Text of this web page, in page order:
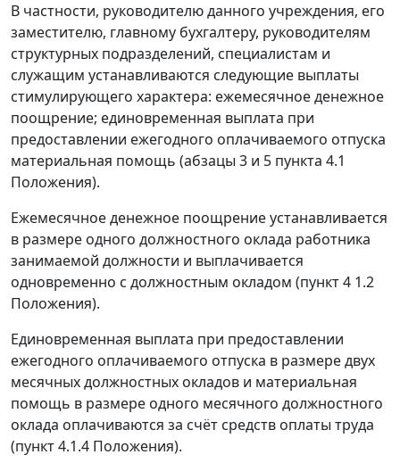
В частности, руководителю данного учреждения, его
заместителю, главному бухгалтеру, руководителям
структурных подразделений, специалистам и
служащим устанавливаются следующие выплаты
стимулирующего характера: ежемесячное денежное
поощрение; единовременная выплата при
предоставлении ежегодного оплачиваемого отпуска
материальная помощь (абзацы 3 и 5 пункта 4.1
Положения).
Ежемесячное денежное поощрение устанавливается
в размере одного должностного оклада работника
занимаемой должности и выплачивается
одновременно с должностным окладом (пункт 4 1.2
Положения).
Единовременная выплата при предоставлении
ежегодного оплачиваемого отпуска в размере двух
месячных должностных окладов и материальная
помощь в размере одного месячного должностного
оклада оплачиваются за счёт средств оплаты труда
(пункт 4.1.4 Положения).